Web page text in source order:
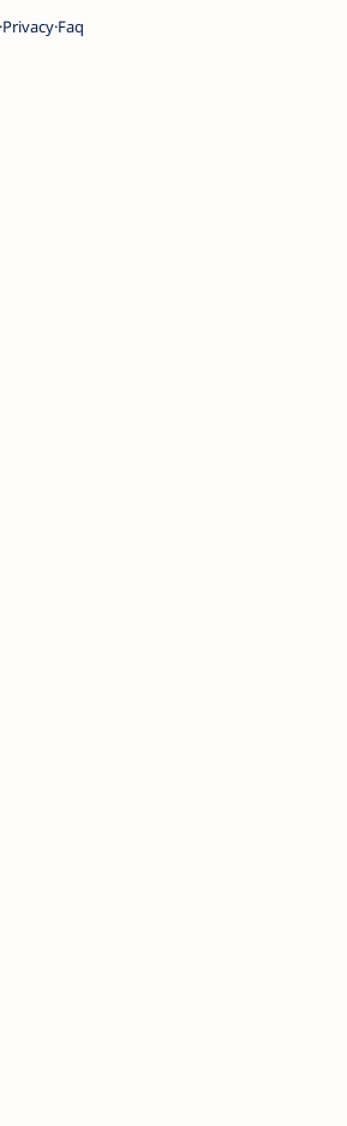
PrivacyFaq